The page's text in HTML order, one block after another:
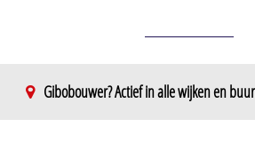
Gibobouwer? Actief in alle wijken en